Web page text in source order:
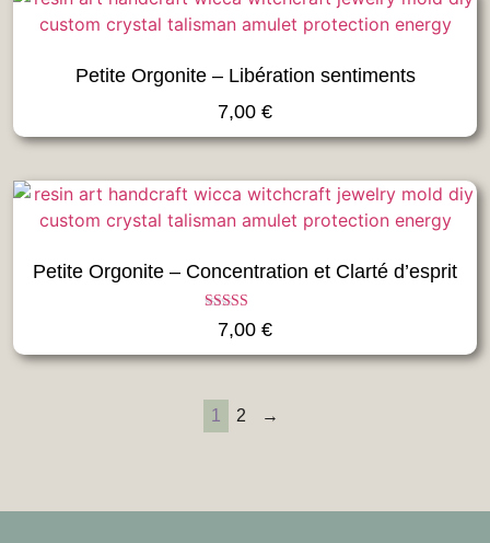
Petite Orgonite – Libération sentiments
7,00 €
Petite Orgonite – Concentration et Clarté d’esprit
Note
5.00
sur 5
7,00 €
1 2 →